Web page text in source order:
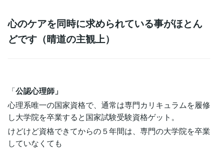
心のケアを同時に求められている事がほとん
どです（晴道の主観上）
「公認心理師」
心理系唯一の国家資格で、通常は専門カリキュラムを履修
し大学院を卒業すると国家試験受験資格ゲット。
けどけど資格できてからの５年間は、専門の大学院を卒業
していなくても